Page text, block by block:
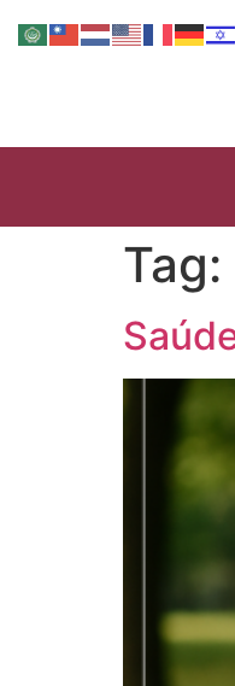
Tag: